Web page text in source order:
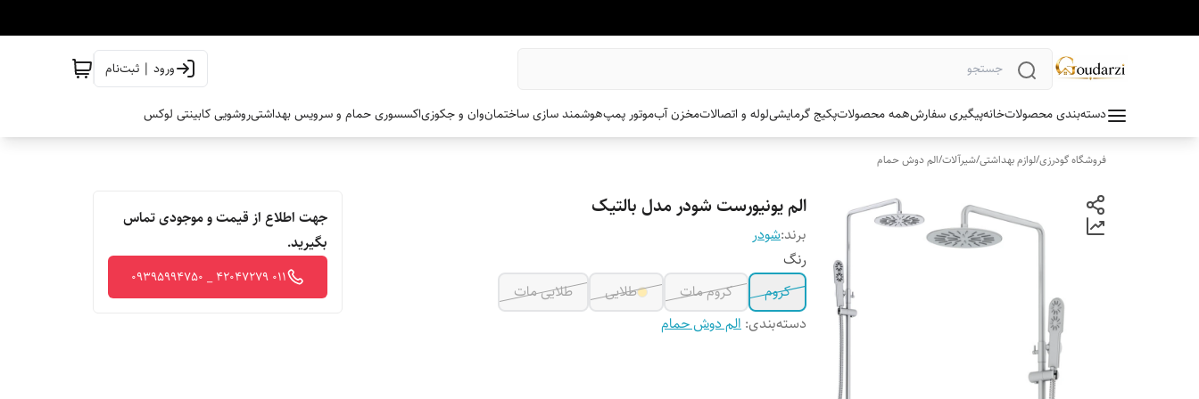
ورود | ثبت‌نام
دسته‌بندی محصولاتخانهپیگیری سفارشهمه محصولاتپکیج گرمایشیلوله و اتصالاتمخزن آبموتور پمپهوشمند سازی ساختمانوان و جکوزیاکسسوری حمام و سرویس بهداشتیروشویی کابینتی لوکس
فروشگاه گودرزی/لوازم بهداشتی/شیرآلات/الم دوش حمام
الم یونیورست شودر مدل بالتیک
برند:شودر
رنگ
کروم
کروم مات طلایی
طلایی مات
دسته‌بندی: الم دوش حمام
جهت اطلاع از قیمت و موجودی تماس
بگیرید.
011 42047279 _ 09395994750